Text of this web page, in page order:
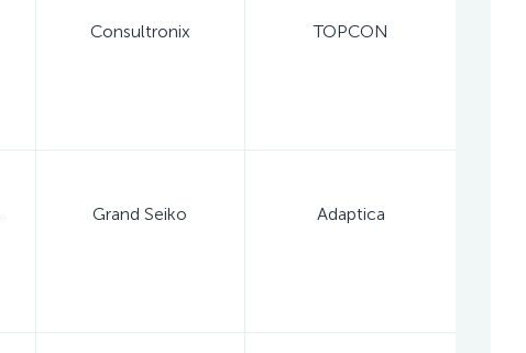
Consultronix TOPCON
Grand Seiko Adaptica